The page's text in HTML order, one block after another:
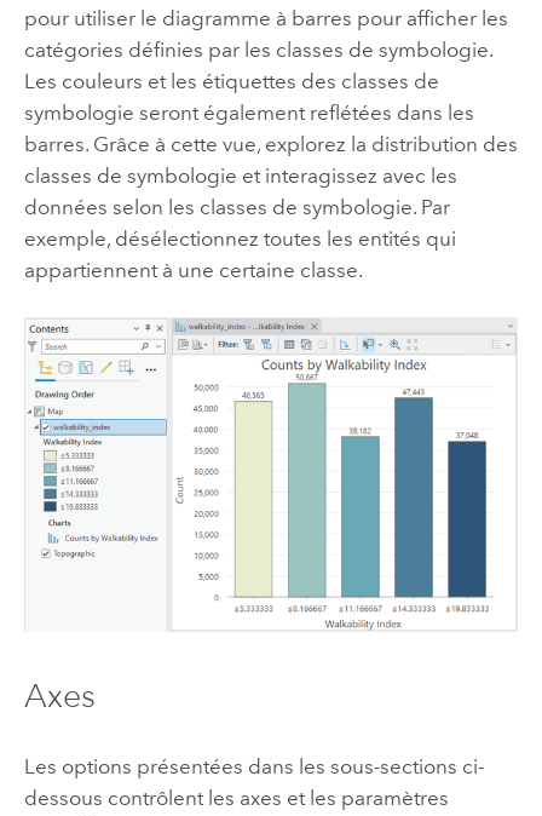
pour utiliser le diagramme à barres pour afficher les
catégories définies par les classes de symbologie.
Les couleurs et les étiquettes des classes de
symbologie seront également reflétées dans les
barres. Grâce à cette vue, explorez la distribution des
classes de symbologie et interagissez avec les
données selon les classes de symbologie. Par
exemple, désélectionnez toutes les entités qui
appartiennent à une certaine classe.
Axes
Les options présentées dans les sous-sections ci-
dessous contrôlent les axes et les paramètres